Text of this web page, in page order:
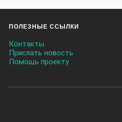
ПОЛЕЗНЫЕ ССЫЛКИ
Контакты
Прислать новость
Помощь проекту